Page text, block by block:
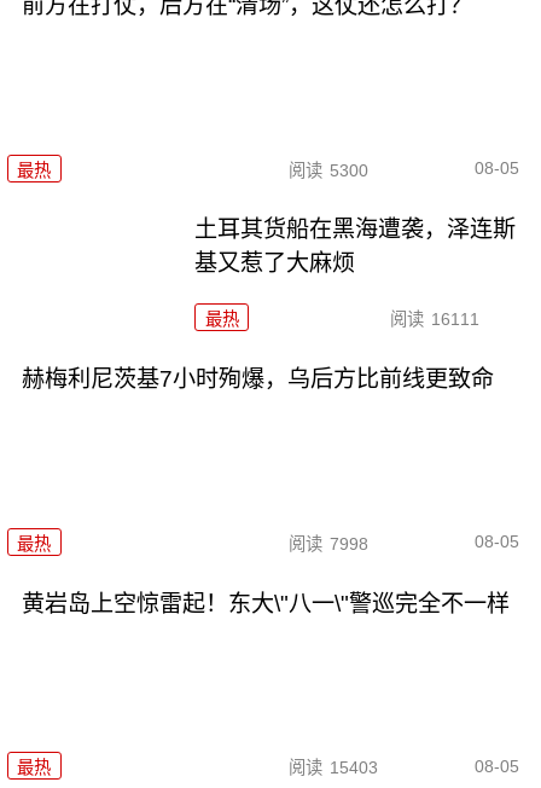
前方在打仗，后方在“清场”，这仗还怎么打？
最热 阅读 5300 08-05
土耳其货船在黑海遭袭，泽连斯
基又惹了大麻烦
最热 阅读 16111
赫梅利尼茨基7小时殉爆，乌后方比前线更致命
最热 阅读 7998 08-05
黄岩岛上空惊雷起！东大\"八一\"警巡完全不一样
最热 阅读 15403 08-05